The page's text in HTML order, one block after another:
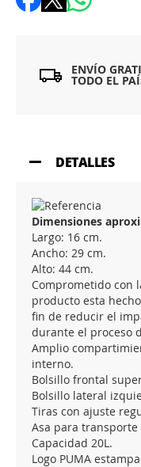
ENVÍO
TODO EL
DETALLES
Dimensiones
Largo: 16 cm.
Ancho: 29 cm.
Alto: 44 cm.
Comprometido con
producto esta
fin de reducir el
durante el proceso
Amplio
interno.
Bolsillo frontal
Bolsillo lateral
Tiras con ajuste
Asa para transporte
Capacidad 20L.
Logo PUMA